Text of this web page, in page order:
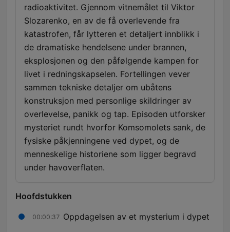
radioaktivitet. Gjennom vitnemålet til Viktor
Slozarenko, en av de få overlevende fra
katastrofen, får lytteren et detaljert innblikk i
de dramatiske hendelsene under brannen,
eksplosjonen og den påfølgende kampen for
livet i redningskapselen. Fortellingen vever
sammen tekniske detaljer om ubåtens
konstruksjon med personlige skildringer av
overlevelse, panikk og tap. Episoden utforsker
mysteriet rundt hvorfor Komsomolets sank, de
fysiske påkjenningene ved dypet, og de
menneskelige historiene som ligger begravd
under havoverflaten.
Hoofdstukken
00:00:37 Oppdagelsen av et mysterium i dypet